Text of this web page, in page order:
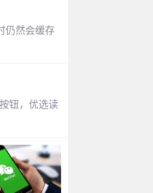
仍然会缓存
钮，优选读